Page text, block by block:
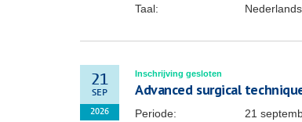
Taal:
Nederlands
21
SEP
2026
Inschrijving gesloten
Advanced surgical
Periode: 21